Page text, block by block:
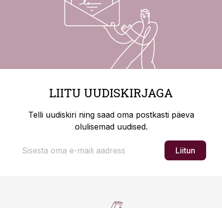
LIITU UUDISKIRJAGA
Telli uudiskiri ning saad oma postkasti päeva
olulisemad uudised.
Liitun